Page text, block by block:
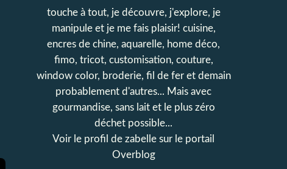
touche à tout, je découvre, j'explore, je
manipule et je me fais plaisir! cuisine,
encres de chine, aquarelle, home déco,
fimo, tricot, customisation, couture,
window color, broderie, fil de fer et demain
probablement d'autres... Mais avec
gourmandise, sans lait et le plus zéro
déchet possible...
Voir le profil de zabelle sur le portail
Overblog